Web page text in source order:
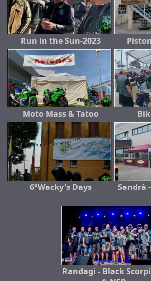
Run in the Sun-2023
Moto Mass & Tatoo
6°Wacky's Days
Sandrà
Randagi - Black